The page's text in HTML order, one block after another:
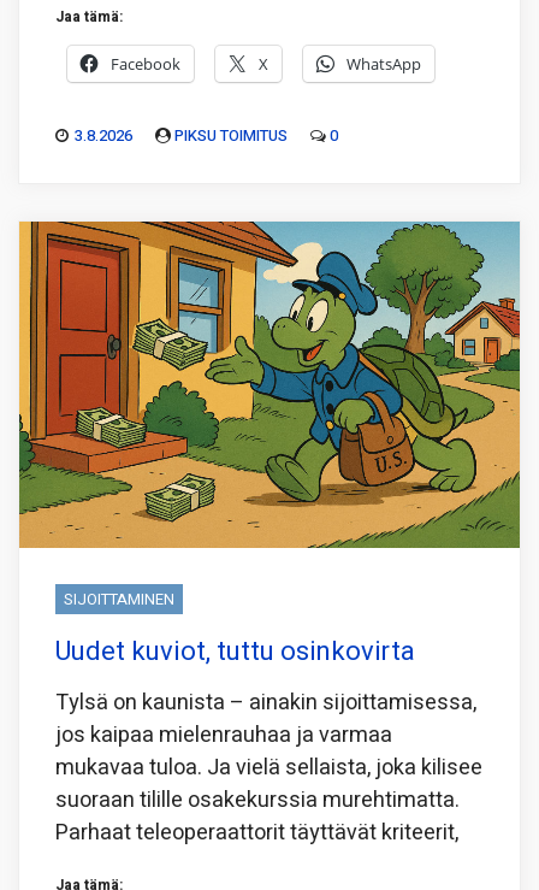
Jaa tämä:
Facebook X WhatsApp
3.8.2026 PIKSU TOIMITUS 0
SIJOITTAMINEN
Uudet kuviot, tuttu osinkovirta
Tylsä on kaunista – ainakin sijoittamisessa,
jos kaipaa mielenrauhaa ja varmaa
mukavaa tuloa. Ja vielä sellaista, joka kilisee
suoraan tilille osakekurssia murehtimatta.
Parhaat teleoperaattorit täyttävät kriteerit,
Jaa tämä: